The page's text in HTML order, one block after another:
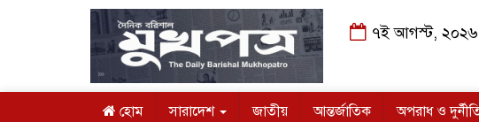
৭ই আগস্ট, ২০২৬
হোম সারাদেশ জাতীয় আন্তর্জাতিক অপরাধ ও